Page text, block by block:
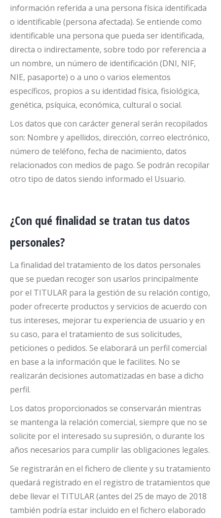
información referida a una persona física identificada
o identificable (persona afectada). Se entiende como
identificable una persona que pueda ser identificada,
directa o indirectamente, sobre todo por referencia a
un nombre, un número de identificación (DNI, NIF,
NIE, pasaporte) o a uno o varios elementos
específicos, propios a su identidad física, fisiológica,
genética, psíquica, económica, cultural o social.
Los datos que con carácter general serán recopilados
son: Nombre y apellidos, dirección, correo electrónico,
número de teléfono, fecha de nacimiento, datos
relacionados con medios de pago. Se podrán recopilar
otro tipo de datos siendo informado el Usuario.
¿Con qué finalidad se tratan tus datos
personales?
La finalidad del tratamiento de los datos personales
que se puedan recoger son usarlos principalmente
por el TITULAR para la gestión de su relación contigo,
poder ofrecerte productos y servicios de acuerdo con
tus intereses, mejorar tu experiencia de usuario y en
su caso, para el tratamiento de sus solicitudes,
peticiones o pedidos. Se elaborará un perfil comercial
en base a la información que le facilites. No se
realizarán decisiones automatizadas en base a dicho
perfil.
Los datos proporcionados se conservarán mientras
se mantenga la relación comercial, siempre que no se
solicite por el interesado su supresión, o durante los
años necesarios para cumplir las obligaciones legales.
Se registrarán en el fichero de cliente y su tratamiento
quedará registrado en el registro de tratamientos que
debe llevar el TITULAR (antes del 25 de mayo de 2018
también podría estar incluido en el fichero elaborado